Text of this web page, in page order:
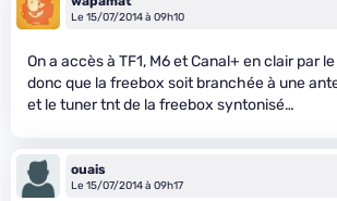
Le 15/07/2014 à 09h10
On a accès à TF1, M6 et Canal+ en clair par
donc que la freebox soit branchée à une
et le tuner tnt de la freebox syntonisé…
ouais
Le 15/07/2014 à 09h17